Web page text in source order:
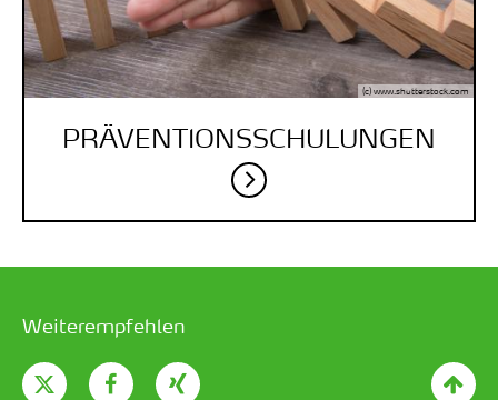
(c) www.shutterstock.com
PRÄVENTIONS­SCHULUNGEN
Weiterempfehlen